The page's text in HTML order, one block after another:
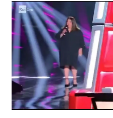
News Musica
News Spettacolo
Benessere
Casa